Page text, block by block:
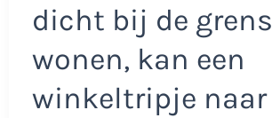
dicht bij de grens
wonen, kan een
winkeltripje naar